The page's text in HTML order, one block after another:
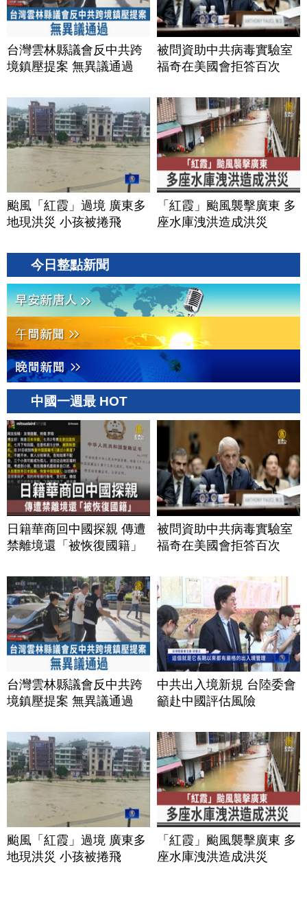
台灣雲林縣議會反中共跨
境鎮壓提案 無異議通過
被問資助中共病毒實驗室
福奇在美國會拒答百次
颱風「紅霞」過境 廣東多
地現洪災 小孩被捲飛
「紅霞」颱風襲擊廣東 多
座水庫洩洪造成洪災
今日整點新聞
中國一週最 HOT
日籍華商回中國探親 傳遭
禁離境還「被恢復國籍」
被問資助中共病毒實驗室
福奇在美國會拒答百次
台灣雲林縣議會反中共跨
境鎮壓提案 無異議通過
中共出入境新規 台陸委會
籲赴中國評估風險
颱風「紅霞」過境 廣東多
地現洪災 小孩被捲飛
「紅霞」颱風襲擊廣東 多
座水庫洩洪造成洪災